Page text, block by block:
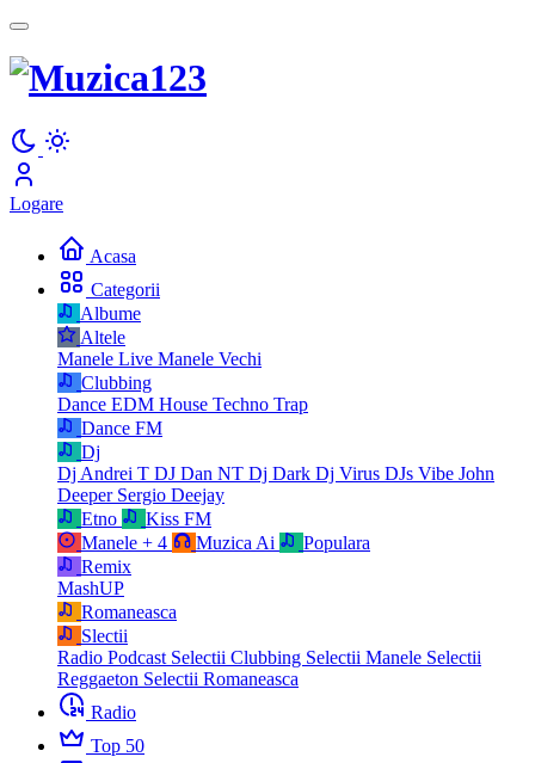
Logare
Acasa
Categorii
Albume
Altele
Manele Live Manele Vechi
Clubbing
Dance EDM House Techno Trap
Dance FM
Dj
Dj Andrei T DJ Dan NT Dj Dark Dj Virus DJs Vibe John
Deeper Sergio Deejay
Etno
Kiss FM
Manele + 4 Muzica Ai
Populara
Remix
MashUP
Romaneasca
Slectii
Radio Podcast Selectii Clubbing Selectii Manele Selectii
Reggaeton Selectii Romaneasca
Radio
Top 50